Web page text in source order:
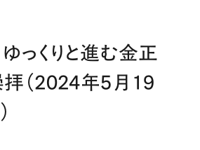
っくりと進む金正
（2024年5月19